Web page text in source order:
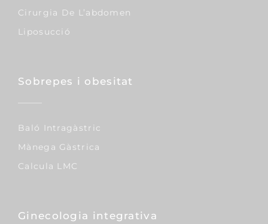
Cirurgia De L’abdomen
Liposucció
Sobrepes i obesitat
Baló Intragàstric
Mànega Gàstrica
Calcula LMC
Ginecologia integrativa